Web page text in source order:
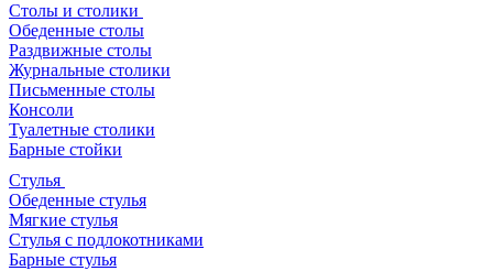
Столы и столики
Обеденные столы
Раздвижные столы
Журнальные столики
Письменные столы
Консоли
Туалетные столики
Барные стойки
Стулья
Обеденные стулья
Мягкие стулья
Стулья с подлокотниками
Барные стулья